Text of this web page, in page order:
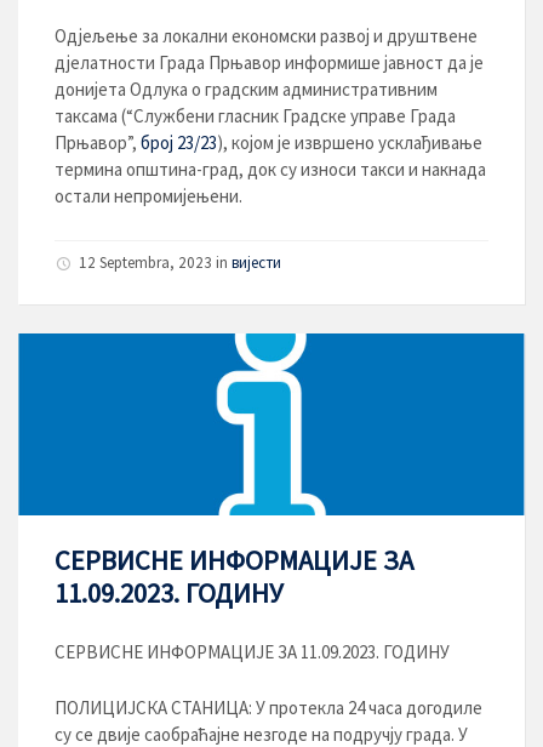
Одјељење за локални економски развој и друштвене
дјелатности Града Прњавор информише јавност да је
донијета Одлука о градским административним
таксама (“Службени гласник Градске управе Града
Прњавор”, број 23/23), којом је извршено усклађивање
термина општина-град, док су износи такси и накнада
остали непромијењени.
12 Septembra, 2023 in вијести
СЕРВИСНЕ ИНФОРМАЦИЈЕ ЗА
11.09.2023. ГОДИНУ
СЕРВИСНЕ ИНФОРМАЦИЈЕ ЗА 11.09.2023. ГОДИНУ
ПОЛИЦИЈСКА СТАНИЦА: У протекла 24 часа догодиле
су се двије саобраћајне незгоде на подручју града. У